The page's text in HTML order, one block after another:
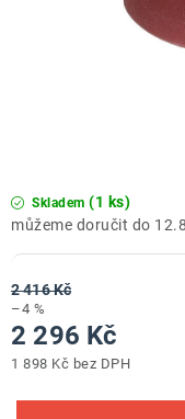
Skladem (1 ks)
2 416 Kč
–4 %
2 296 Kč
1 898 Kč bez DPH